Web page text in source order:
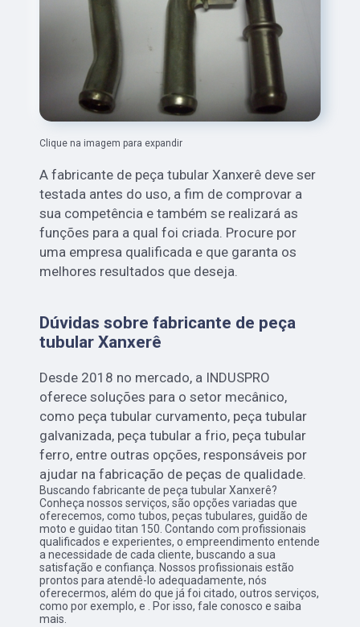
Clique na imagem para expandir
A fabricante de peça tubular Xanxerê deve ser
testada antes do uso, a fim de comprovar a
sua competência e também se realizará as
funções para a qual foi criada. Procure por
uma empresa qualificada e que garanta os
melhores resultados que deseja.
Dúvidas sobre fabricante de peça
tubular Xanxerê
Desde 2018 no mercado, a INDUSPRO
oferece soluções para o setor mecânico,
como peça tubular curvamento, peça tubular
galvanizada, peça tubular a frio, peça tubular
ferro, entre outras opções, responsáveis por
ajudar na fabricação de peças de qualidade.
Buscando fabricante de peça tubular Xanxerê?
Conheça nossos serviços, são opções variadas que
oferecemos, como tubos, peças tubulares, guidão de
moto e guidao titan 150. Contando com profissionais
qualificados e experientes, o empreendimento entende
a necessidade de cada cliente, buscando a sua
satisfação e confiança. Nossos profissionais estão
prontos para atendê-lo adequadamente, nós
oferecermos, além do que já foi citado, outros serviços,
como por exemplo, e . Por isso, fale conosco e saiba
mais.